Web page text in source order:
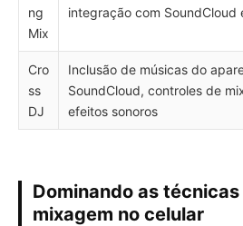
ng
Mix
integração com SoundCloud
Cro
ss
DJ
Inclusão de músicas do
SoundCloud, controles de
efeitos sonoros
Dominando as
mixagem no celular